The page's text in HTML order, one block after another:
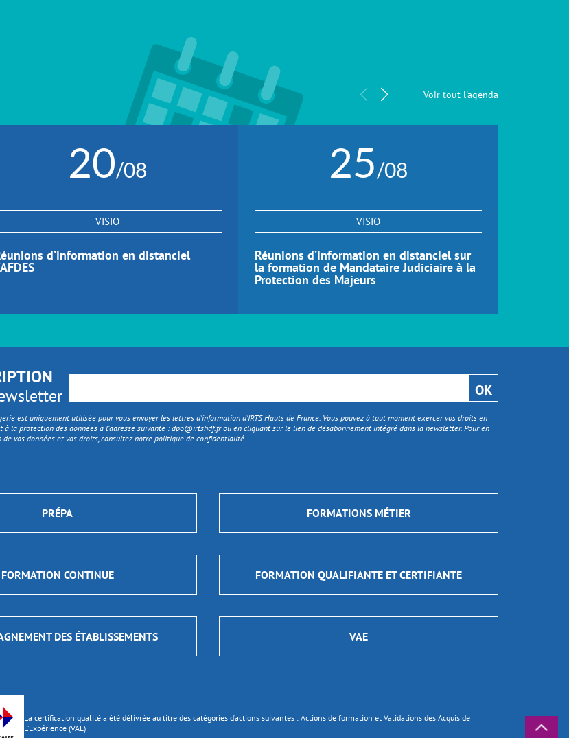
Voir tout l'agenda
20/08
VISIO
d’information en distanciel
25/08
VISIO
Réunions d’information en distanciel sur
la formation de Mandataire Judiciaire à la
Protection des Majeurs
est uniquement utilisée pour vous envoyer les lettres d'information d’IRTS Hauts de France. Vous pouvez à tout moment exercer vos droits en
la protection des données à l’adresse suivante :dpo@irtshdf.frou en cliquant sur le lien de désabonnement intégré dans la newsletter. Pour en
de vos données et vos droits, consultez notre politique de confidentialité
PRÉPA FORMATIONS MÉTIER
FORMATION CONTINUE FORMATION QUALIFIANTE ET CERTIFIANTE
DES ÉTABLISSEMENTS VAE
La certification qualité a été délivrée au titre des catégories d’actions suivantes : Actions de formation et Validations des Acquis de
L’Expérience (VAE)